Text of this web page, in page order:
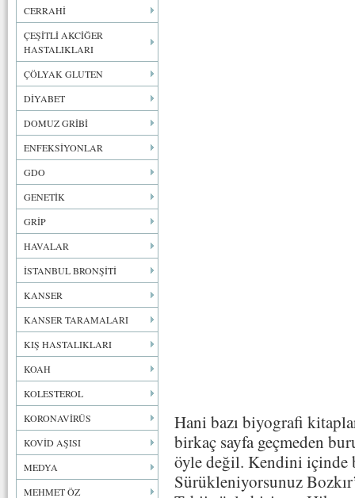
CERRAHİ
ÇEŞİTLİ AKCİĞER
HASTALIKLARI
ÇÖLYAK GLUTEN
DİYABET
DOMUZ GRİBİ
ENFEKSİYONLAR
GDO
GENETİK
GRİP
HAVALAR
İSTANBUL BRONŞİTİ
KANSER
KANSER TARAMALARI
KIŞ HASTALIKLARI
KOAH
KOLESTEROL
KORONAVİRÜS
KOVİD AŞISI
MEDYA
MEHMET ÖZ
Hani bazı biyografi
birkaç sayfa geçmeden
öyle değil. Kendini içinde
Sürükleniyorsunuz